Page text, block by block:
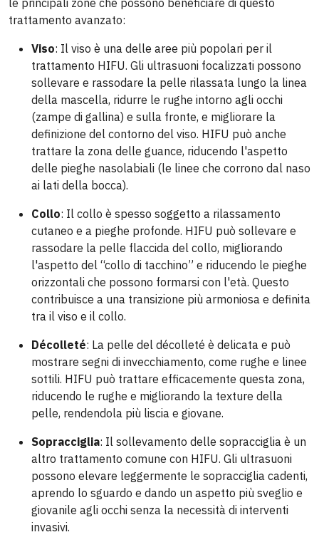
trattamento avanzato:
Viso: Il viso è una delle aree più popolari per il
trattamento HIFU. Gli ultrasuoni focalizzati possono
sollevare e rassodare la pelle rilassata lungo la linea
della mascella, ridurre le rughe intorno agli occhi
(zampe di gallina) e sulla fronte, e migliorare la
definizione del contorno del viso. HIFU può anche
trattare la zona delle guance, riducendo l'aspetto
delle pieghe nasolabiali (le linee che corrono dal naso
ai lati della bocca).
Collo: Il collo è spesso soggetto a rilassamento
cutaneo e a pieghe profonde. HIFU può sollevare e
rassodare la pelle flaccida del collo, migliorando
l'aspetto del “collo di tacchino” e riducendo le pieghe
orizzontali che possono formarsi con l'età. Questo
contribuisce a una transizione più armoniosa e definita
tra il viso e il collo.
Décolleté: La pelle del décolleté è delicata e può
mostrare segni di invecchiamento, come rughe e linee
sottili. HIFU può trattare efficacemente questa zona,
riducendo le rughe e migliorando la texture della
pelle, rendendola più liscia e giovane.
Sopracciglia: Il sollevamento delle sopracciglia è un
altro trattamento comune con HIFU. Gli ultrasuoni
possono elevare leggermente le sopracciglia cadenti,
aprendo lo sguardo e dando un aspetto più sveglio e
giovanile agli occhi senza la necessità di interventi
invasivi.